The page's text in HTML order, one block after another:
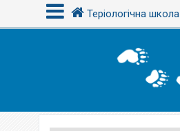
Теріологічна школа